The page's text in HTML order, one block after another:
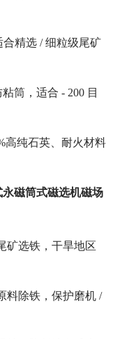
精选 / 细粒级尾矿
筒，适合 - 200 目
高纯石英、耐火材料
磁筒式磁选机磁场
矿选铁，干旱地区
料除铁，保护磨机 /